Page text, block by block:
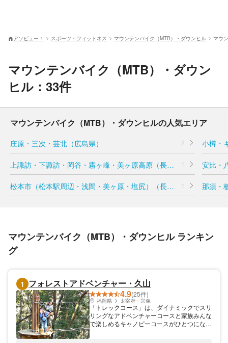
アソビュー！ スポーツ・フィットネス マウンテンバイク（MTB）・ダウンヒル マウ
マウンテンバイク（MTB）・ダウン
ヒル：33件
マウンテンバイク（MTB）・ダウンヒルの人気エリア
庄原・三次・芸北（広島県） 2
上諏訪・下諏訪・岡谷・霧ヶ峰・美ヶ原高原（長野県） 1
松本市（松本駅周辺・浅間・美ヶ原・塩尻）（長野県） 1
小樽・
安比・
那須・
マウンテンバイク（MTB）・ダウンヒル ランキン
グ
1 フォレストアドベンチャー・久山
4.9(25件)
福岡県 太宰府・宗像
「トレックコース」は、ダイナミックでスリ
リングなアドベンチャーコースと家族みんな
で楽しめるキャノピーコースがひとつになっ